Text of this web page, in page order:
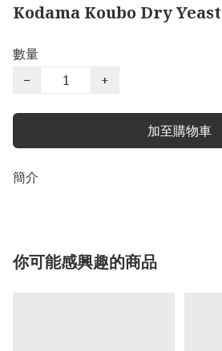
Kodama Koubo Dry Yeast
數量
−
+
加至購物車
簡介
你可能感興趣的商品